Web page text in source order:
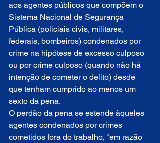
aos agentes públicos que compõem o
Sistema Nacional de Segurança
Pública (policiais civis, militares,
federais, bombeiros) condenados por
crime na hipótese de excesso culposo
ou por crime culposo (quando não há
intenção de cometer o delito) desde
que tenham cumprido ao menos um
sexto da pena.
O perdão da pena se estende àqueles
agentes condenados por crimes
cometidos fora do trabalho, "em razão